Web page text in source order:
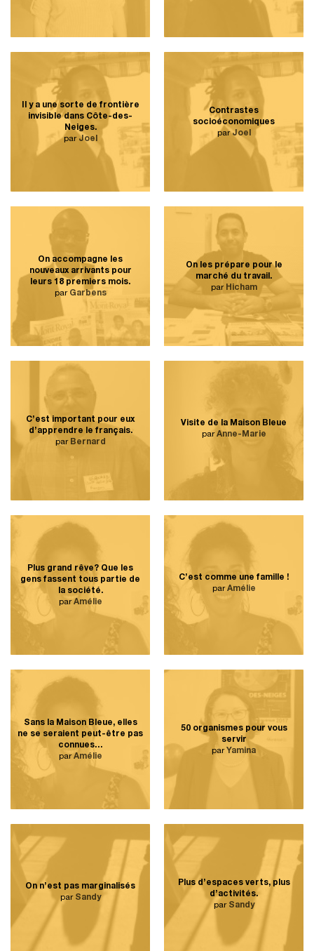
Il y a une sorte de frontière
invisible dans Côte-des-
Neiges.
par Joel
Contrastes
socioéconomiques
parJoel
On accompagne les
nouveaux arrivants pour
leurs 18 premiers mois.
par Garbens
On les prépare pour le
marché du travail.
par Hicham
C’est important pour eux
d’apprendre le français.
par Bernard
Visite de la Maison Bleue
parAnne-Marie
Plus grand rêve? Que les
gens fassent tous partie de
la société.
parAmélie
C’est comme une famille !
parAmélie
Sans la Maison Bleue, elles
ne se seraient peut-être pas
connues…
parAmélie
50 organismes pour vous
servir
parYamina
On n’est pas marginalisés
par Sandy
Plus d’espaces verts, plus
d’activités.
par Sandy